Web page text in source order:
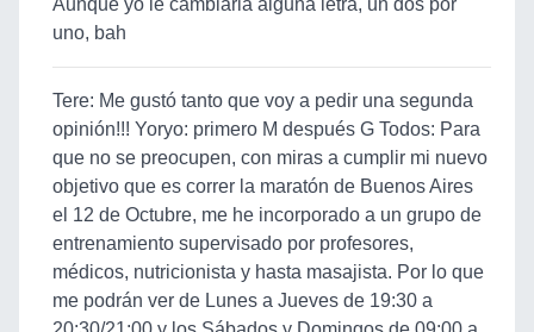
Aunque yo le cambiaria alguna letra, un dos por
uno, bah
Tere: Me gustó tanto que voy a pedir una segunda
opinión!!! Yoryo: primero M después G Todos: Para
que no se preocupen, con miras a cumplir mi nuevo
objetivo que es correr la maratón de Buenos Aires
el 12 de Octubre, me he incorporado a un grupo de
entrenamiento supervisado por profesores,
médicos, nutricionista y hasta masajista. Por lo que
me podrán ver de Lunes a Jueves de 19:30 a